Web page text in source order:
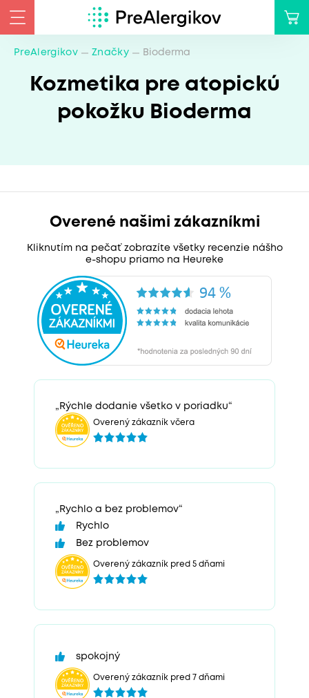
PreAlergikov Značky Bioderma
Kozmetika pre atopickú
pokožku Bioderma
Overené našimi zákazníkmi
Kliknutím na pečať zobrazíte všetky recenzie nášho
e-shopu priamo na Heureke
„Rýchle dodanie všetko v poriadku“
Overený zákazník včera
„Rychlo a bez problemov“
Rychlo
Bez problemov
Overený zákazník pred 5 dňami
spokojný
Overený zákazník pred 7 dňami